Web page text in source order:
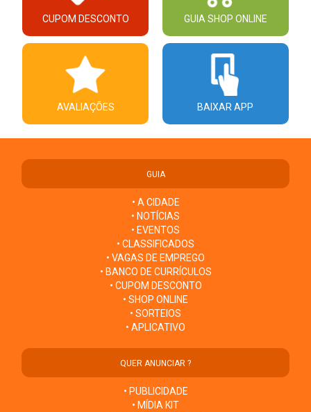
CUPOM DESCONTO GUIA SHOP ONLINE
AVALIAÇÕES BAIXAR APP
GUIA
• A CIDADE
• NOTÍCIAS
• EVENTOS
• CLASSIFICADOS
• VAGAS DE EMPREGO
• BANCO DE CURRÍCULOS
• CUPOM DESCONTO
• SHOP ONLINE
• SORTEIOS
• APLICATIVO
QUER ANUNCIAR ?
• PUBLICIDADE
• MÍDIA KIT